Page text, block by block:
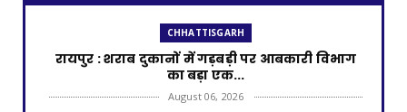
CHHATTISGARH
रायपुर : शराब दुकानों में गड़बड़ी पर आबकारी विभाग
का बड़ा एक...
August 06, 2026